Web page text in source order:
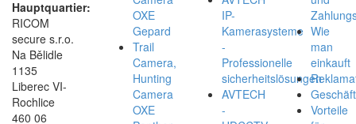
Hauptquartier:
RICOM
secure s.r.o.
Na Bělidle
1135
Liberec VI-
Rochlice
460 06
OXE
Gepard
Trail
Camera,
Hunting
Camera
OXE
IP-
Kamerasysteme
-
Professionelle
sicherheitslösungen
AVTECH
-
Wie
man
einkauft
Vorteile